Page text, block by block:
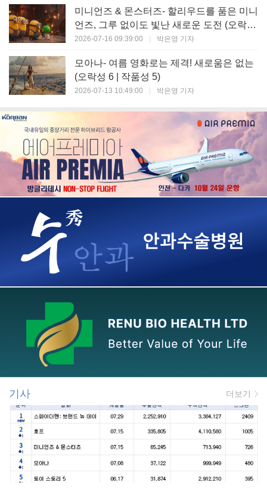
미니언즈 & 몬스터즈- 할리우드를 품은 미니
언즈, 그루 없이도 빛난 새로운 도전 (오락성
7 | 작품성 6)
2026-07-16 09:39:00 박은영 기자
모아나- 여름 영화로는 제격! 새로움은 없는
(오락성 6 | 작품성 5)
2026-07-13 10:49:00 박은영 기자
기사 더보기